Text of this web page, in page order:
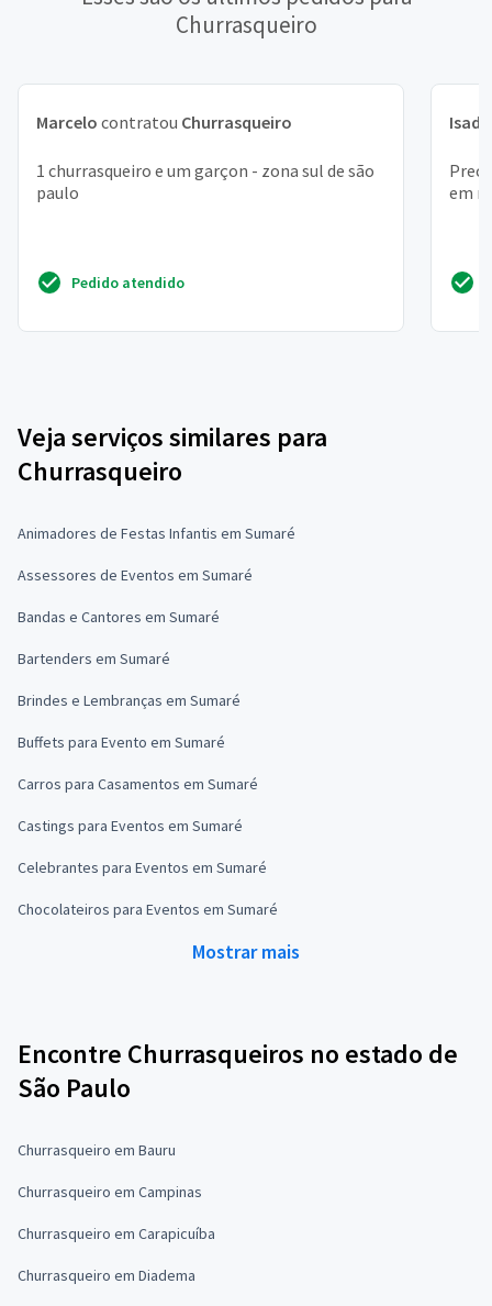
Churrasqueiro
Marcelo contratou Churrasqueiro
1 churrasqueiro e um garçon - zona sul de são
paulo
Pedido atendido
em
Veja serviços similares para
Churrasqueiro
Animadores de Festas Infantis em Sumaré
Assessores de Eventos em Sumaré
Bandas e Cantores em Sumaré
Bartenders em Sumaré
Brindes e Lembranças em Sumaré
Buffets para Evento em Sumaré
Carros para Casamentos em Sumaré
Castings para Eventos em Sumaré
Celebrantes para Eventos em Sumaré
Chocolateiros para Eventos em Sumaré
Mostrar mais
Encontre Churrasqueiros no estado de
São Paulo
Churrasqueiro em Bauru
Churrasqueiro em Campinas
Churrasqueiro em Carapicuíba
Churrasqueiro em Diadema